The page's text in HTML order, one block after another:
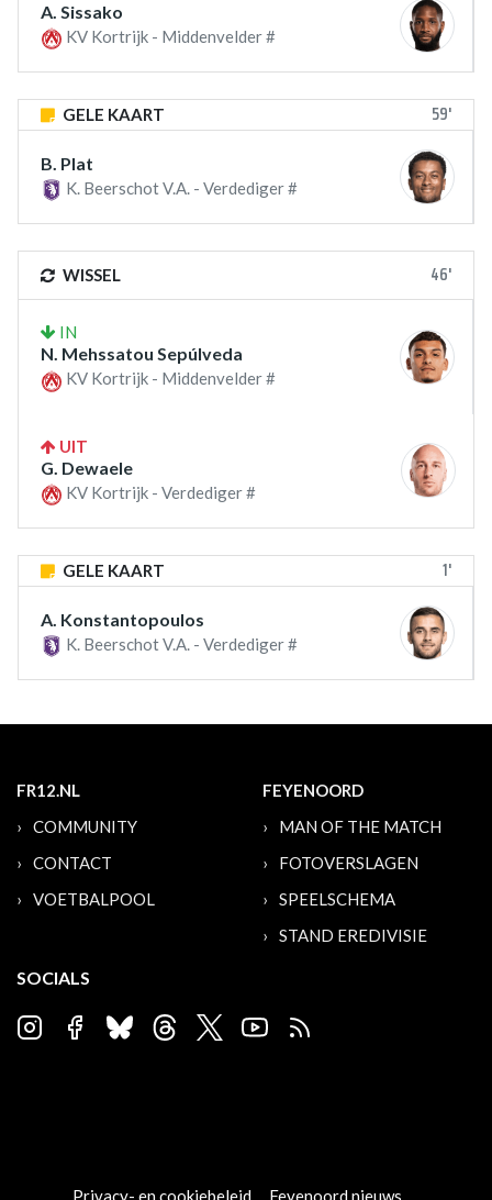
A. Sissako
KV Kortrijk - Middenvelder #
GELE KAART 59'
B. Plat
K. Beerschot V.A. - Verdediger #
WISSEL 46'
IN
N. Mehssatou Sepúlveda
KV Kortrijk - Middenvelder #
UIT
G. Dewaele
KV Kortrijk - Verdediger #
GELE KAART 1'
A. Konstantopoulos
K. Beerschot V.A. - Verdediger #
FR12.NL
COMMUNITY
CONTACT
VOETBALPOOL
FEYENOORD
MAN OF THE MATCH
FOTOVERSLAGEN
SPEELSCHEMA
STAND EREDIVISIE
SOCIALS
Privacy- en cookiebeleid Feyenoord nieuws